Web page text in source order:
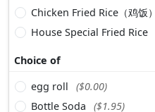
Chicken Fried Rice（鸡饭）
House Special Fried Rice
Choice of
egg roll
($0.00)
Bottle Soda
($1.95)